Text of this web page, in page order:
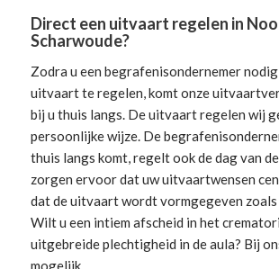
Direct een uitvaart regelen in
Scharwoude?
Zodra u een begrafenisondernemer
uitvaart te regelen, komt onze
bij u thuis langs. De uitvaart regelen wij
persoonlijke wijze. De
thuis langs komt, regelt ook de dag van
zorgen ervoor dat uw uitvaartwensen
dat de uitvaart wordt vormgegeven zoals
Wilt u een intiem afscheid in het
uitgebreide plechtigheid in de aula? Bij
mogelijk.